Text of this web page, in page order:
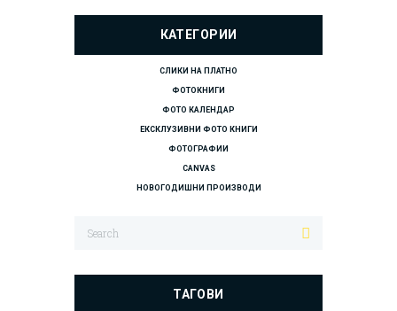
КАТЕГОРИИ
СЛИКИ НА ПЛАТНО
ФОТОКНИГИ
ФОТО КАЛЕНДАР
ЕКСКЛУЗИВНИ ФОТО КНИГИ
ФОТОГРАФИИ
CANVAS
НОВОГОДИШНИ ПРОИЗВОДИ
ТАГОВИ